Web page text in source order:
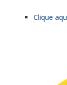
Clique